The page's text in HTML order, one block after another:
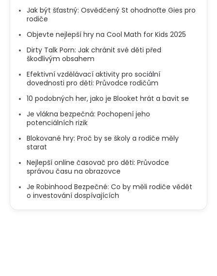
Jak být šťastný: Osvědčený St ohodnoťte Gies pro
rodiče
Objevte nejlepší hry na Cool Math for Kids 2025
Dirty Talk Porn: Jak chránit své děti před
škodlivým obsahem
Efektivní vzdělávací aktivity pro sociální
dovednosti pro děti: Průvodce rodičům
10 podobných her, jako je Blooket hrát a bavit se
Je vlákna bezpečná: Pochopení jeho
potenciálních rizik
Blokované hry: Proč by se školy a rodiče měly
starat
Nejlepší online časovač pro děti: Průvodce
správou času na obrazovce
Je Robinhood Bezpečné: Co by měli rodiče vědět
o investování dospívajících